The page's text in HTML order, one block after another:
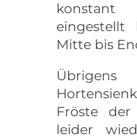
eingestellt
Mitte bis
Fröste der
leider